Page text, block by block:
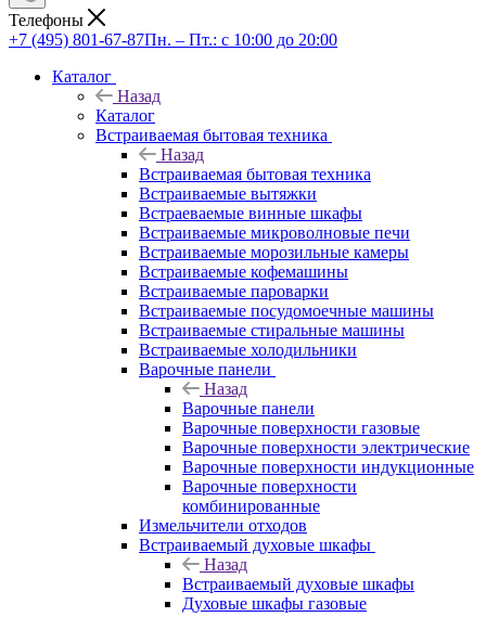
Телефоны
+7 (495) 801-67-87Пн. – Пт.: с 10:00 до 20:00
Каталог
Назад
Каталог
Встраиваемая бытовая техника
Назад
Встраиваемая бытовая техника
Встраиваемые вытяжки
Встраеваемые винные шкафы
Встраиваемые микроволновые печи
Встраиваемые морозильные камеры
Встраиваемые кофемашины
Встраиваемые пароварки
Встраиваемые посудомоечные машины
Встраиваемые стиральные машины
Встраиваемые холодильники
Варочные панели
Назад
Варочные панели
Варочные поверхности газовые
Варочные поверхности электрические
Варочные поверхности индукционные
Варочные поверхности
комбинированные
Измельчители отходов
Встраиваемый духовые шкафы
Назад
Встраиваемый духовые шкафы
Духовые шкафы газовые